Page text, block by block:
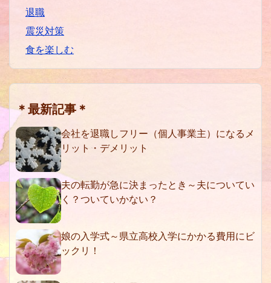
退職
震災対策
食を楽しむ
＊最新記事＊
会社を退職しフリー（個人事業主）になるメ
リット・デメリット
夫の転勤が急に決まったとき～夫についてい
く？ついていかない？
娘の入学式～県立高校入学にかかる費用にビ
ックリ！